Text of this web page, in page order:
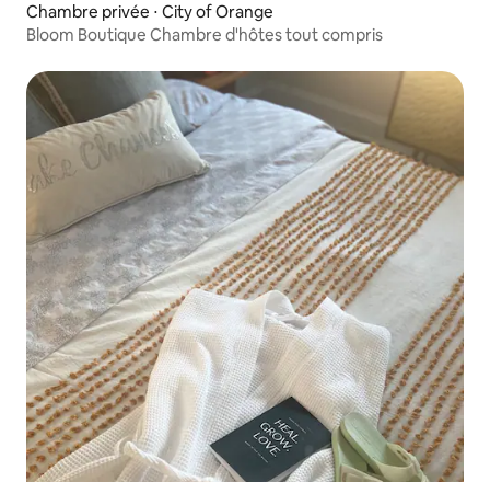
Chambre privée ⋅ City of Orange
Bloom Boutique Chambre d'hôtes tout compris